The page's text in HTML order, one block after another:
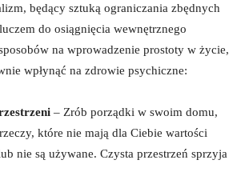
będący ‌sztuką ograniczania zbędnych
do osiągnięcia wewnętrznego
na wprowadzenie prostoty w życie,
wpłynąć na zdrowie psychiczne:
– Zrób porządki ⁤w⁤ swoim domu,
które nie mają dla Ciebie wartości
nie są używane. Czysta przestrzeń sprzyja